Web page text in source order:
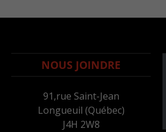
NOUS JOINDRE
91,rue Saint-Jean
Longueuil (Québec)
J4H 2W8